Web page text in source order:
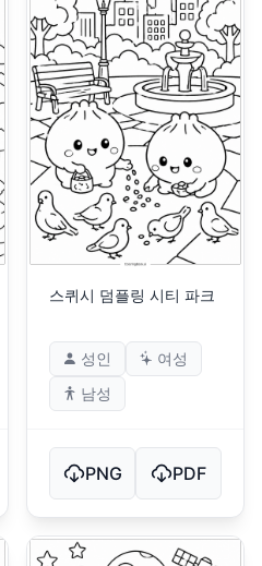
스퀴시 덤플링 시티 파크
성인
여성
남성
PNG PDF